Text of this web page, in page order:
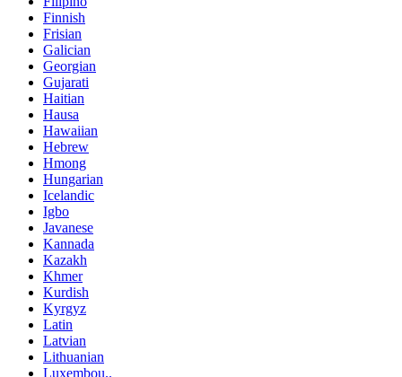
Finnish
Frisian
Galician
Georgian
Gujarati
Haitian
Hausa
Hawaiian
Hebrew
Hmong
Hungarian
Icelandic
Igbo
Javanese
Kannada
Kazakh
Khmer
Kurdish
Kyrgyz
Latin
Latvian
Lithuanian
Luxembou..